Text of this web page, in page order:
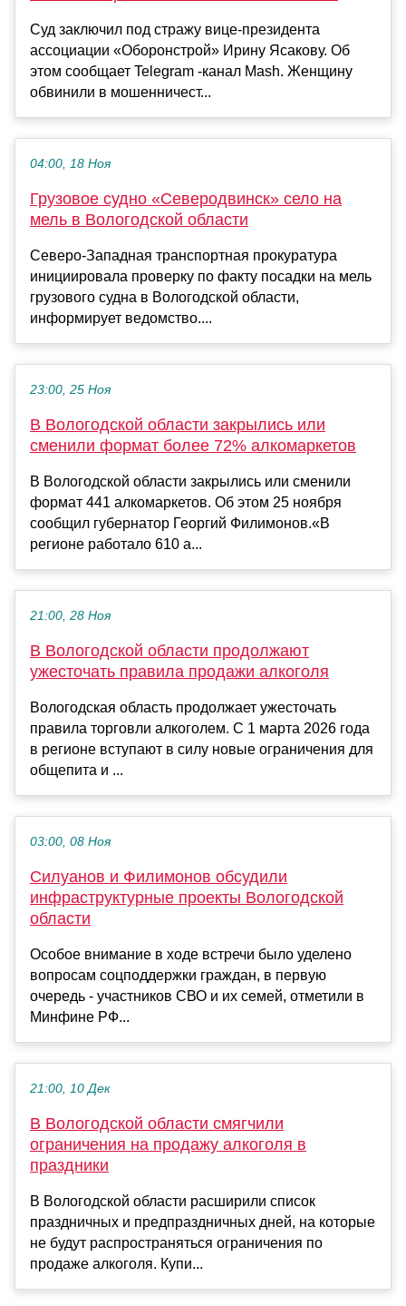
Суд заключил под стражу вице-президента
ассоциации «Оборонстрой» Ирину Ясакову. Об
этом сообщает Telegram -канал Mash. Женщину
обвинили в мошенничест...
04:00, 18 Ноя
Грузовое судно «Северодвинск» село на
мель в Вологодской области
Северо-Западная транспортная прокуратура
инициировала проверку по факту посадки на мель
грузового судна в Вологодской области,
информирует ведомство....
23:00, 25 Ноя
В Вологодской области закрылись или
сменили формат более 72% алкомаркетов
В Вологодской области закрылись или сменили
формат 441 алкомаркетов. Об этом 25 ноября
сообщил губернатор Георгий Филимонов.«В
регионе работало 610 а...
21:00, 28 Ноя
В Вологодской области продолжают
ужесточать правила продажи алкоголя
Вологодская область продолжает ужесточать
правила торговли алкоголем. С 1 марта 2026 года
в регионе вступают в силу новые ограничения для
общепита и ...
03:00, 08 Ноя
Силуанов и Филимонов обсудили
инфраструктурные проекты Вологодской
области
Особое внимание в ходе встречи было уделено
вопросам соцподдержки граждан, в первую
очередь - участников СВО и их семей, отметили в
Минфине РФ...
21:00, 10 Дек
В Вологодской области смягчили
ограничения на продажу алкоголя в
праздники
В Вологодской области расширили список
праздничных и предпраздничных дней, на которые
не будут распространяться ограничения по
продаже алкоголя. Купи...